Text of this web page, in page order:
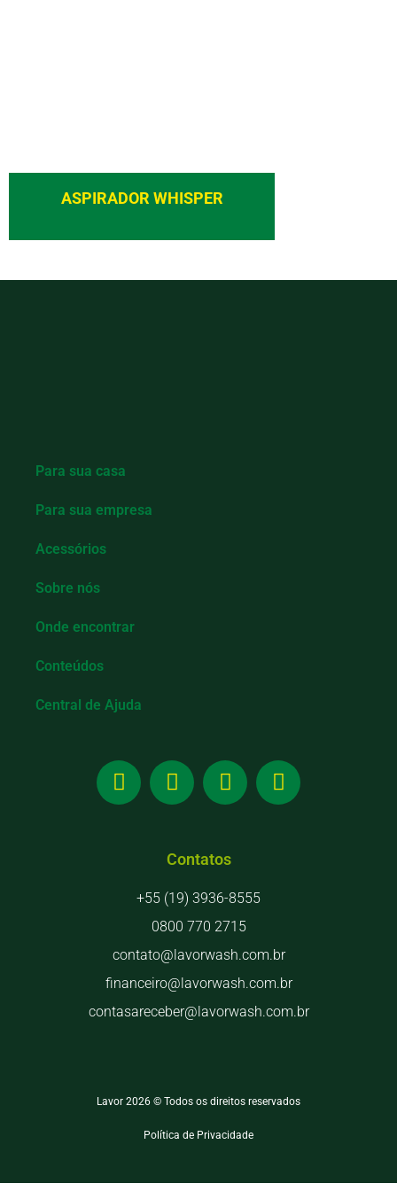
ASPIRADOR WHISPER
Para sua casa
Para sua empresa
Acessórios
Sobre nós
Onde encontrar
Conteúdos
Central de Ajuda
Contatos
+55 (19) 3936-8555
0800 770 2715
contato@lavorwash.com.br
financeiro@lavorwash.com.br
contasareceber@lavorwash.com.br
Lavor 2026 © Todos os direitos reservados
Política de Privacidade